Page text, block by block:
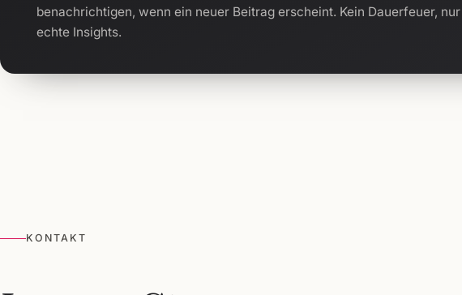
benachrichtigen, wenn ein neuer Beitrag erscheint. Kein Dauerfeuer, nur
echte Insights.
KONTAKT